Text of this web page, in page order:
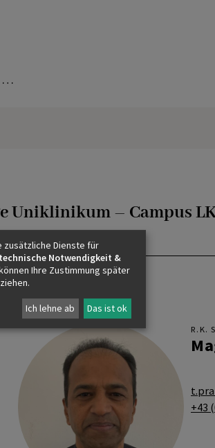
…
Uniklinikum – Campus
R.K.
+43
zusätzliche Dienste für
Notwendigkeit &
Ihre Zustimmung später
Ich lehne ab Das ist ok